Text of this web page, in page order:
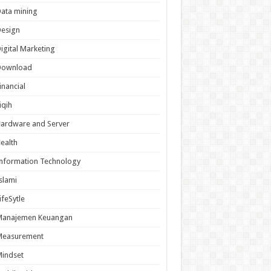
mining
Marketing
and Server
Technology
Keuangan